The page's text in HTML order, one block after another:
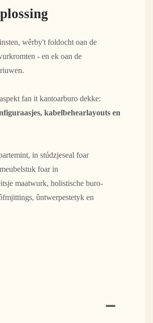
wêrby't foldocht oan de
- en ek oan de
fan it kantoarburo dekke:
kabelbehearlayouts en
in stúdzjeseal foar
foar in
maatwurk, holistische buro-
ûntwerpestetyk en